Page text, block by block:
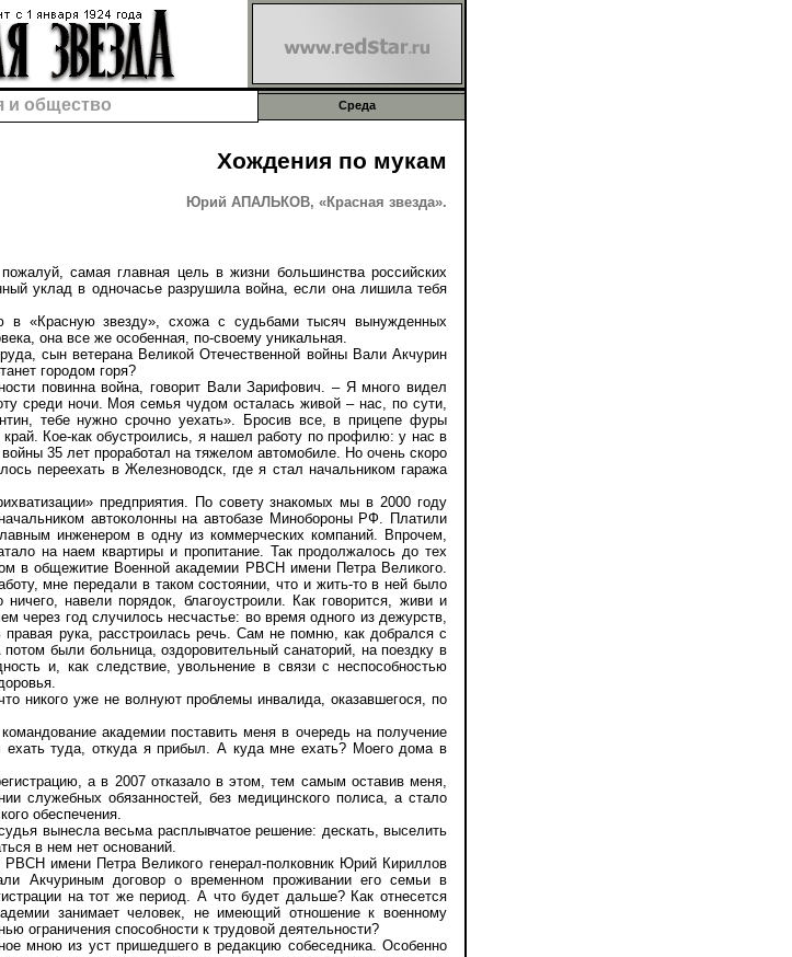
и общество Среда
Хождения по мукам
Юрий АПАЛЬКОВ, «Красная звезда».
самая главная цель в жизни большинства российских
уклад в одночасье разрушила война, если она лишила тебя
звезду», схожа с судьбами тысяч вынужденных
она все же особенная, по-своему уникальная.
сын ветерана Великой Отечественной войны Вали Акчурин
городом горя?
повинна война, говорит Вали Зарифович. – Я много видел
среди ночи. Моя семья чудом осталась живой – нас, по сути,
тебе нужно срочно уехать». Бросив все, в прицепе фуры
Кое-как обустроились, я нашел работу по профилю: у нас в
35 лет проработал на тяжелом автомобиле. Но очень скоро
переехать в Железноводск, где я стал начальником гаража
предприятия. По совету знакомых мы в 2000 году
автоколонны на автобазе Минобороны РФ. Платили
инженером в одну из коммерческих компаний. Впрочем,
на наем квартиры и пропитание. Так продолжалось до тех
в общежитие Военной академии РВСН имени Петра Великого.
мне передали в таком состоянии, что и жить-то в ней было
навели порядок, благоустроили. Как говорится, живи и
через год случилось несчастье: во время одного из дежурств,
рука, расстроилась речь. Сам не помню, как добрался с
были больница, оздоровительный санаторий, на поездку в
и, как следствие, увольнение в связи с неспособностью
никого уже не волнуют проблемы инвалида, оказавшегося, по
академии поставить меня в очередь на получение
ехать туда, откуда я прибыл. А куда мне ехать? Моего дома в
а в 2007 отказало в этом, тем самым оставив меня,
служебных обязанностей, без медицинского полиса, а стало
обеспечения.
вынесла весьма расплывчатое решение: дескать, выселить
в нем нет оснований.
имени Петра Великого генерал-полковник Юрий Кириллов
Акчуриным договор о временном проживании его семьи в
на тот же период. А что будет дальше? Как отнесется
занимает человек, не имеющий отношение к военному
ограничения способности к трудовой деятельности?
мною из уст пришедшего в редакцию собеседника. Особенно